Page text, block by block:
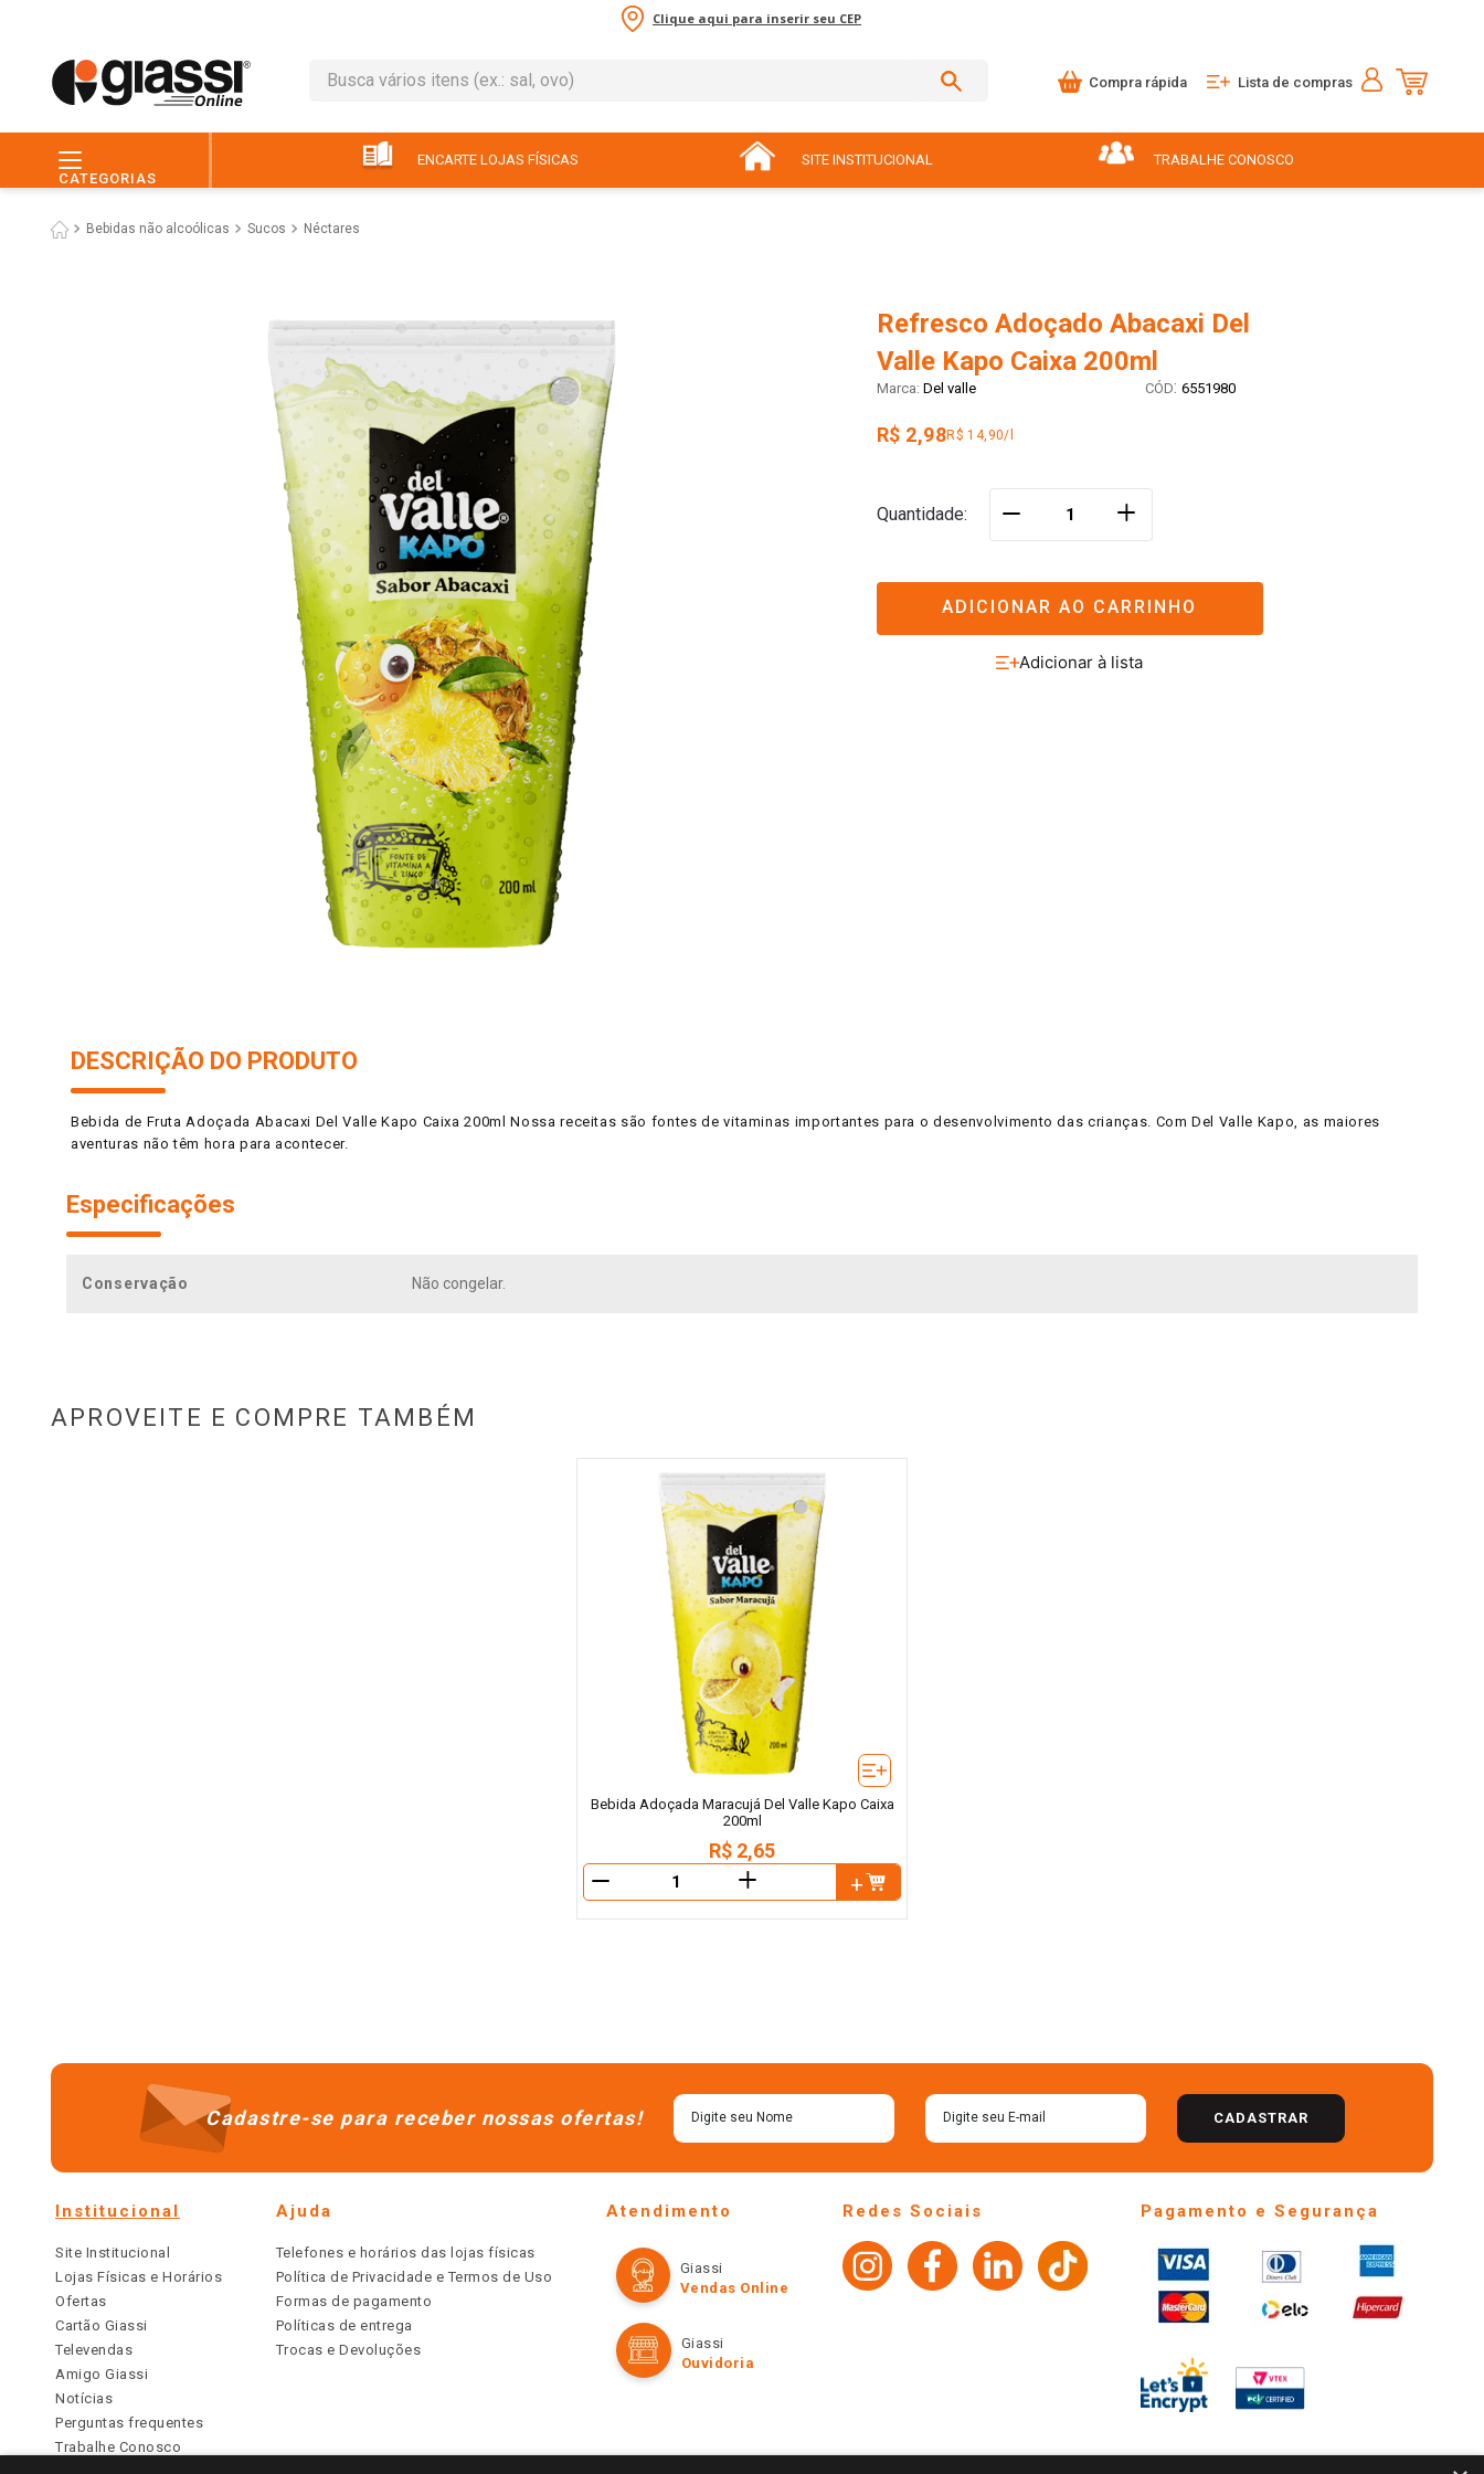
Clique aqui para inserir seu CEP
Busca vários itens (ex.: sal, ovo)
Compra rápida Lista de compras
CATEGORIAS
ENCARTE LOJAS FÍSICAS SITE INSTITUCIONAL TRABALHE CONOSCO
Bebidas não alcoólicas Sucos Néctares
Refresco Adoçado Abacaxi Del
Valle Kapo Caixa 200ml
Del valle : 6551980
R$ 2,98R$ 14,90/l
Quantidade ＋
ADICIONAR AO CARRINHO
DESCRIÇÃO DO PRODUTO
Bebida de Fruta Adoçada Abacaxi Del Valle Kapo Caixa 200ml Nossa receitas são fontes de vitaminas importantes para o desenvolvimento das crianças. Com Del Valle Kapo, as maiores
aventuras não têm hora para acontecer.
Especificações
Conservação Não congelar.
APROVEITE E COMPRE TAMBÉM
Bebida Adoçada Maracujá Del Valle Kapo Caixa
200ml
R$ 2,65
＋
Cadastre-se para receber nossas ofertas! CADASTRAR
Institucional
Site Institucional
Lojas Físicas e Horários
Ofertas
Cartão Giassi
Televendas
Amigo Giassi
Notícias
Perguntas frequentes
Trabalhe Conosco
Ajuda
Telefones e horários das lojas físicas
Política de Privacidade e Termos de Uso
Formas de pagamento
Políticas de entrega
Trocas e Devoluções
Atendimento
Giassi
Vendas Online
Giassi
Ouvidoria
Redes Sociais Pagamento e Segurança
leite
3º
7º macarrão
8 iogurte
9º ovo
º arroz